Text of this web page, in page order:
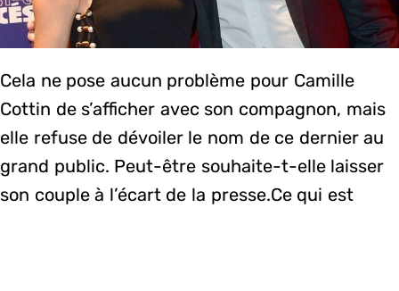
Cela ne pose aucun problème pour Camille
Cottin de s’afficher avec son compagnon, mais
elle refuse de dévoiler le nom de ce dernier au
grand public. Peut-être souhaite-t-elle laisser
son couple à l’écart de la presse.Ce qui est